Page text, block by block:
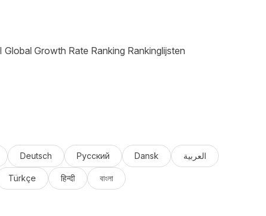
Global Growth Rate Ranking Rankinglijsten
Deutsch Русский Dansk العربية
Türkçe हिन्दी বাংলা